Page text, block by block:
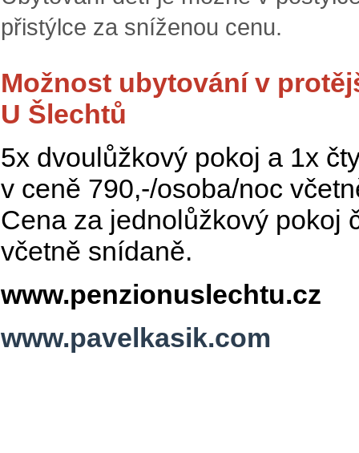
přistýlce za sníženou cenu.
Možnost ubytování v
U Šlechtů
5x dvoulůžkový pokoj a 1x
v ceně 790,-/osoba/noc
Cena za jednolůžkový pokoj
včetně snídaně.
www.penzionuslechtu.cz
www.pavelkasik.com